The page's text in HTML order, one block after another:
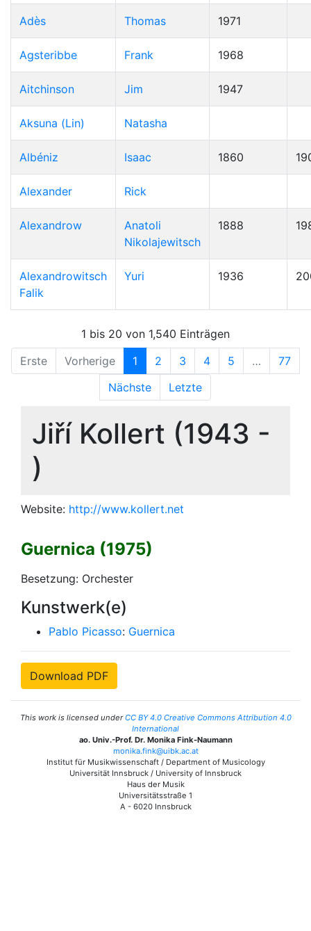
Adès Thomas 1971
Agsteribbe Frank 1968
Aitchinson Jim 1947
Aksuna (Lin) Natasha
Albéniz Isaac 1860
Alexander Rick
Alexandrow
Anatoli
Nikolajewitsch
1888
Alexandrowitsch
Falik
Yuri 1936
1 bis 20 von 1,540 Einträgen
Erste
Vorherige 1 2 3 4 5 …
77
Nächste
Letzte
Jiří Kollert (1943 -
)
Website: http://www.kollert.net
Guernica (1975)
Besetzung: Orchester
Kunstwerk(e)
Pablo Picasso: Guernica
Download PDF
This work is licensed underCC BY 4.0 Creative Commons Attribution 4.0
International
ao. Univ.-Prof. Dr. Monika Fink-Naumann
monika.fink@uibk.ac.at
Institut für Musikwissenschaft / Department of Musicology
Universität Innsbruck / University of Innsbruck
Haus der Musik
Universitätsstraße 1
A - 6020 Innsbruck